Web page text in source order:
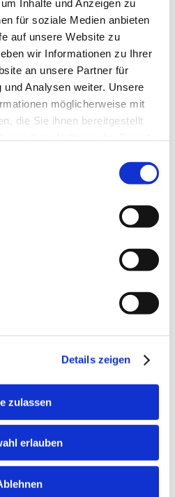
Inhalte und Anzeigen zu
für soziale Medien anbieten
auf unsere Website zu
wir Informationen zu Ihrer
an unsere Partner für
Analysen weiter. Unsere
möglicherweise mit
die Sie ihnen bereitgestellt
Details zeigen
zulassen
erlauben
und die
lässt sich
gehören dazu.
ist ein Teil
zur Leadership-
in Hamburg begleite ich
– aufbauend auf Ihren
vor. Jeder Coaching-
vereinbaren wir nach
Termin zum